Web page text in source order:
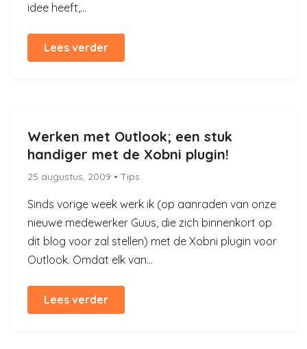
idee heeft,...
Lees verder
Werken met Outlook; een stuk
handiger met de Xobni plugin!
25 augustus, 2009 • Tips
Sinds vorige week werk ik (op aanraden van onze
nieuwe medewerker Guus, die zich binnenkort op
dit blog voor zal stellen) met de Xobni plugin voor
Outlook. Omdat elk van...
Lees verder